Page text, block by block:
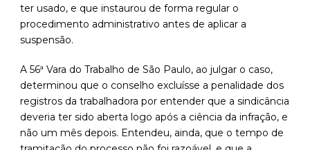
ter usado, e que instaurou de forma regular o
procedimento administrativo antes de aplicar a
suspensão.
A 56ª Vara do Trabalho de São Paulo, ao julgar o caso,
determinou que o conselho excluísse a penalidade dos
registros da trabalhadora por entender que a sindicância
deveria ter sido aberta logo após a ciência da infração, e
não um mês depois. Entendeu, ainda, que o tempo de